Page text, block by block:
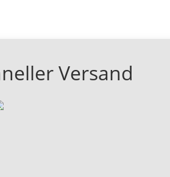
Versand